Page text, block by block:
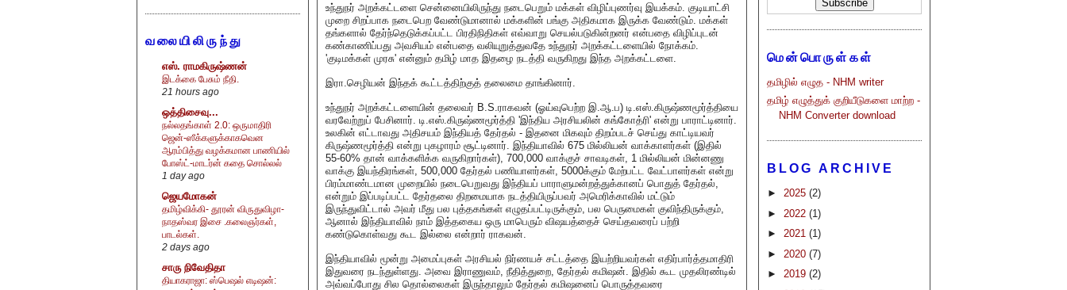
வலையிலிருந்து
எஸ். ராமகிருஷ்ணன்
இடக்கை பேசும் நீதி.
21 hours ago
ஒத்திசைவு...
நல்லதங்காள் 2.0: ஒருமாதிரி
ஜென்-ஸீக்களுக்காகவென
ஆரம்பித்து வழக்கமான பாணியில்
போஸ்ட்-மாடர்ன் கதை சொல்லல்
1 day ago
ஜெயமோகன்
தமிழ்விக்கி- தூரன் விருதுவிழா-
நாதஸ்வர இசை .கலைஞர்கள்,
பாடல்கள்.
2 days ago
சாரு நிவேதிதா
தியாகராஜா: ஸ்பெஷல் எடிஷன்:
உந்துநர் அறக்கட்டளை சென்னையிலிருந்து நடைபெறும் மக்கள் விழிப்புணர்வு இயக்கம். குடியாட்சி
முறை சிறப்பாக நடைபெற வேண்டுமானால் மக்களின் பங்கு அதிகமாக இருக்க வேண்டும். மக்கள்
தங்களால் தேர்ந்தெடுக்கப்பட்ட பிரதிநிதிகள் எவ்வாறு செயல்படுகின்றனர் என்பதை விழிப்புடன்
கண்காணிப்பது அவசியம் என்பதை வலியுறுத்துவதே உந்துநர் அறக்கட்டளையில் நோக்கம்.
'குடிமக்கள் முரசு' என்னும் தமிழ் மாத இதழை நடத்தி வருகிறது இந்த அறக்கட்டளை.
இரா.செழியன் இந்தக் கூட்டத்திற்குத் தலைமை தாங்கினார்.
உந்துநர் அறக்கட்டளையின் தலைவர் B.S.ராகவன் (ஓய்வுபெற்ற இ.ஆ.ப) டி.எஸ்.கிருஷ்ணமூர்த்தியை
வரவேற்றுப் பேசினார். டி.எஸ்.கிருஷ்ணமூர்த்தி 'இந்திய அரசியலின் கங்கோத்ரி' என்று பாராட்டினார்.
உலகின் எட்டாவது அதிசயம் இந்தியத் தேர்தல் - இதனை மிகவும் திறம்படச் செய்து காட்டியவர்
கிருஷ்ணமூர்த்தி என்று புகழாரம் சூட்டினார். இந்தியாவில் 675 மில்லியன் வாக்காளர்கள் (இதில்
55-60% தான் வாக்களிக்க வருகிறார்கள்), 700,000 வாக்குச் சாவடிகள், 1 மில்லியன் மின்னணு
வாக்கு இயந்திரங்கள், 500,000 தேர்தல் பணியாளர்கள், 5000க்கும் மேற்பட்ட வேட்பாளர்கள் என்று
பிரம்மாண்டமான முறையில் நடைபெறுவது இந்தியப் பாராளுமன்றத்துக்கானப் பொதுத் தேர்தல்,
என்றும் இப்படிப்பட்ட தேர்தலை திறமையாக நடத்தியிருப்பவர் அமெரிக்காவில் மட்டும்
இருந்துவிட்டால் அவர் மீது பல புத்தகங்கள் எழுதப்பட்டிருக்கும், பல பெருமைகள் குவிந்திருக்கும்,
ஆனால் இந்தியாவில் நாம் இத்தகைய ஒரு மாபெரும் விஷயத்தைச் செய்தவரைப் பற்றி
கண்டுகொள்வது கூட இல்லை என்றார் ராகவன்.
இந்தியாவில் மூன்று அமைப்புகள் அரசியல் நிர்ணயச் சட்டத்தை இயற்றியவர்கள் எதிர்பார்த்தமாதிரி
இதுவரை நடந்துள்ளது. அவை இராணுவம், நீதித்துறை, தேர்தல் கமிஷன். இதில் கூட முதலிரண்டில்
அவ்வப்போது சில தொல்லைகள் இருந்தாலும் தேர்தல் கமிஷனைப் பொருத்தவரை
மென்பொருள்கள்
தமிழில் எழுத - NHM writer
தமிழ் எழுத்துக் குறியீடுகளை மாற்ற -
NHM Converter download
BLOG ARCHIVE
► 2025 (2)
► 2022 (1)
► 2021 (1)
► 2020 (7)
► 2019 (2)